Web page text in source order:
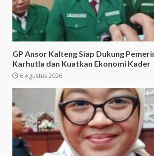
GP Ansor Kalteng Siap Dukung
Karhutla dan Kuatkan Ekonomi Kader
6 Agustus 2026